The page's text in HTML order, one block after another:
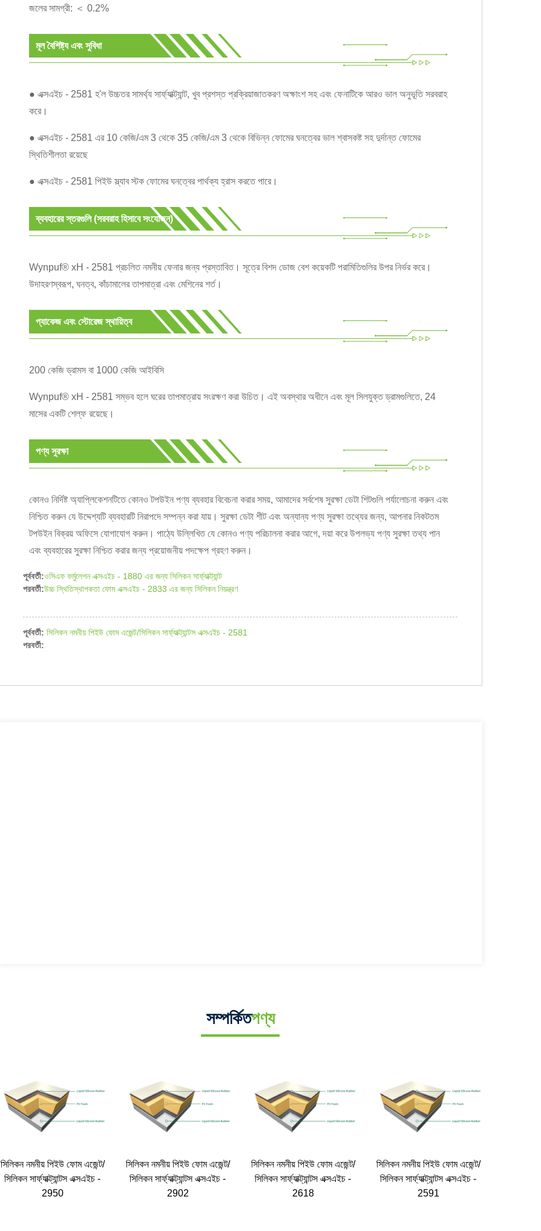
জলের সামগ্রী: ＜ 0.2%
মূল বৈশিষ্ট্য এবং সুবিধা
● এক্সএইচ - 2581 হ'ল উচ্চতর সামর্থ্য সার্ফ্যাক্ট্যান্ট, খুব প্রশস্ত প্রক্রিয়াজাতকরণ অক্ষাংশ সহ এবং ফেনাটিকে আরও ভাল অনুভূতি সরবরাহ
করে।
● এক্সএইচ - 2581 এর 10 কেজি/এম 3 থেকে 35 কেজি/এম 3 থেকে বিভিন্ন ফোমের ঘনত্বের ভাল শ্বাসকষ্ট সহ দুর্দান্ত ফোমের
স্থিতিশীলতা রয়েছে
● এক্সএইচ - 2581 পিইউ স্ল্যাব স্টক ফোমের ঘনত্বের পার্থক্য হ্রাস করতে পারে।
ব্যবহারের স্তরগুলি (সরবরাহ হিসাবে সংযোজন)
Wynpuf® xH - 2581 প্রচলিত নমনীয় ফেনার জন্য প্রস্তাবিত। সূত্রে বিশদ ডোজ বেশ কয়েকটি পরামিতিগুলির উপর নির্ভর করে।
উদাহরণস্বরূপ, ঘনত্ব, কাঁচামালের তাপমাত্রা এবং মেশিনের শর্ত।
প্যাকেজ এবং স্টোরেজ স্থায়িত্ব
200 কেজি ড্রামস বা 1000 কেজি আইবিসি
Wynpuf® xH - 2581 সম্ভব হলে ঘরের তাপমাত্রায় সংরক্ষণ করা উচিত। এই অবস্থার অধীনে এবং মূল সিলযুক্ত ড্রামগুলিতে, 24
মাসের একটি শেল্ফ রয়েছে।
পণ্য সুরক্ষা
কোনও নির্দিষ্ট অ্যাপ্লিকেশনটিতে কোনও টপউইন পণ্য ব্যবহার বিবেচনা করার সময়, আমাদের সর্বশেষ সুরক্ষা ডেটা শিটগুলি পর্যালোচনা করুন এবং
নিশ্চিত করুন যে উদ্দেশ্যটি ব্যবহারটি নিরাপদে সম্পন্ন করা যায়। সুরক্ষা ডেটা শীট এবং অন্যান্য পণ্য সুরক্ষা তথ্যের জন্য, আপনার নিকটতম
টপউইন বিক্রয় অফিসে যোগাযোগ করুন। পাঠ্যে উল্লিখিত যে কোনও পণ্য পরিচালনা করার আগে, দয়া করে উপলভ্য পণ্য সুরক্ষা তথ্য পান
এবং ব্যবহারের সুরক্ষা নিশ্চিত করার জন্য প্রয়োজনীয় পদক্ষেপ গ্রহণ করুন।
পূর্ববর্তী:ওসিএফ ফর্মুলেশন এক্সএইচ - 1880 এর জন্য সিলিকন সার্ফ্যাক্ট্যান্ট
পরবর্তী:উচ্চ স্থিতিস্থাপকতা ফোম এক্সএইচ - 2833 এর জন্য সিলিকন নিয়ন্ত্রণ
পূর্ববর্তী: সিলিকন নমনীয় পিইউ ফোম এজেন্ট/সিলিকন সার্ফ্যাক্ট্যান্টস এক্সএইচ - 2581
পরবর্তী:
সম্পর্কিতপণ্য
সিলিকন নমনীয় পিইউ ফোম এজেন্ট/
সিলিকন সার্ফ্যাক্ট্যান্টস এক্সএইচ -
2950
সিলিকন নমনীয় পিইউ ফোম এজেন্ট/
সিলিকন সার্ফ্যাক্ট্যান্টস এক্সএইচ -
2902
সিলিকন নমনীয় পিইউ ফোম এজেন্ট/
সিলিকন সার্ফ্যাক্ট্যান্টস এক্সএইচ -
2618
সিলিকন নমনীয় পিইউ ফোম এজেন্ট/
সিলিকন সার্ফ্যাক্ট্যান্টস এক্সএইচ -
2591